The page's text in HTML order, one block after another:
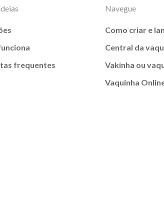
frequentes
Navegue
Como criar e
Central da
Vakinha ou
Vaquinha